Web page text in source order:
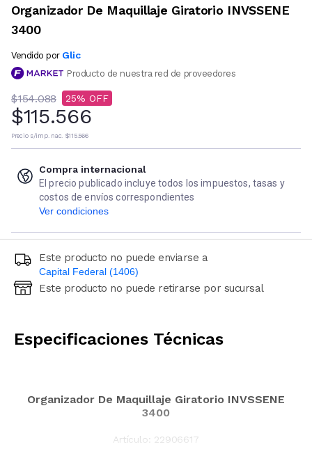
Organizador De Maquillaje Giratorio INVSSENE
3400
Vendido por Glic
Producto de nuestra red de proveedores
$154.088 25
$115.566
Precio s/imp. nac. $115.566
Compra internacional
El precio publicado incluye todos los impuestos, tasas y
costos de envíos correspondientes
Ver condiciones
Este producto no puede enviarse a
Capital Federal (1406)
Ingresá código postal (sólo números)
Este producto no puede retirarse por sucursal
Especificaciones Técnicas
Organizador De Maquillaje Giratorio INVSSENE
3400
Artículo: 22906617